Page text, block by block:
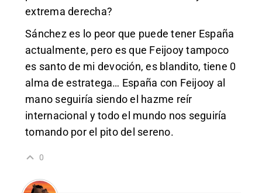
extrema derecha?
Sánchez es lo peor que puede tener España
actualmente, pero es que Feijooy tampoco
es santo de mi devoción, es blandito, tiene 0
alma de estratega… España con Feijooy al
mano seguiría siendo el hazme reír
internacional y todo el mundo nos seguiría
tomando por el pito del sereno.
0